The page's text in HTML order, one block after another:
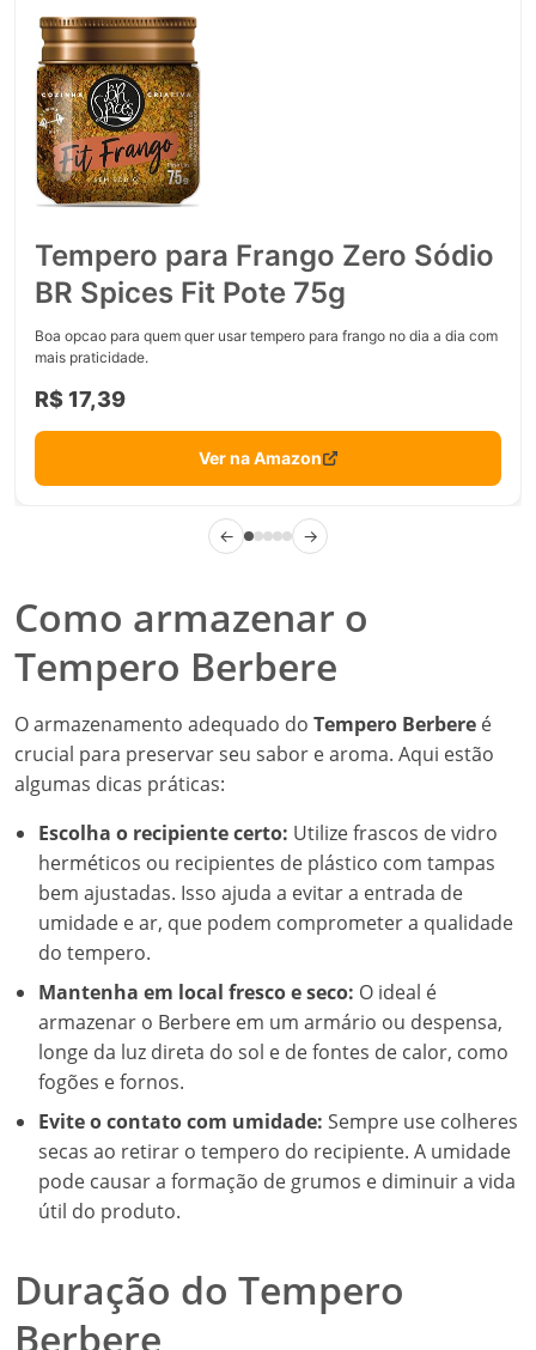
Tempero para Frango Zero Sódio
BR Spices Fit Pote 75g
Boa opcao para quem quer usar tempero para frango no dia a dia com
mais praticidade.
R$ 17,39
Ver na Amazon
← →
Como armazenar o
Tempero Berbere
O armazenamento adequado do Tempero Berbere é
crucial para preservar seu sabor e aroma. Aqui estão
algumas dicas práticas:
Escolha o recipiente certo: Utilize frascos de vidro
herméticos ou recipientes de plástico com tampas
bem ajustadas. Isso ajuda a evitar a entrada de
umidade e ar, que podem comprometer a qualidade
do tempero.
Mantenha em local fresco e seco: O ideal é
armazenar o Berbere em um armário ou despensa,
longe da luz direta do sol e de fontes de calor, como
fogões e fornos.
Evite o contato com umidade: Sempre use colheres
secas ao retirar o tempero do recipiente. A umidade
pode causar a formação de grumos e diminuir a vida
útil do produto.
Duração do Tempero
Berbere